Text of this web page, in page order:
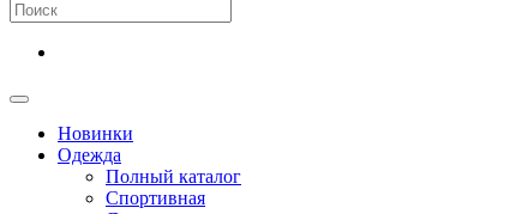
Новинки
Одежда
Полный каталог
Спортивная